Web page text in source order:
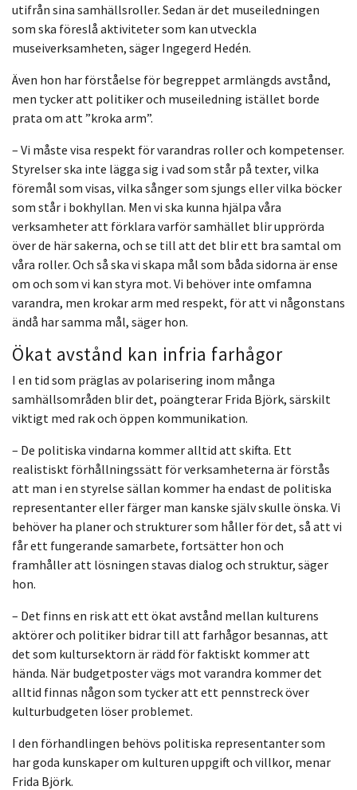
utifrån sina samhällsroller. Sedan är det museiledningen
som ska föreslå aktiviteter som kan utveckla
museiverksamheten, säger Ingegerd Hedén.
Även hon har förståelse för begreppet armlängds avstånd,
men tycker att politiker och museiledning istället borde
prata om att ”kroka arm”.
– Vi måste visa respekt för varandras roller och kompetenser.
Styrelser ska inte lägga sig i vad som står på texter, vilka
föremål som visas, vilka sånger som sjungs eller vilka böcker
som står i bokhyllan. Men vi ska kunna hjälpa våra
verksamheter att förklara varför samhället blir upprörda
över de här sakerna, och se till att det blir ett bra samtal om
våra roller. Och så ska vi skapa mål som båda sidorna är ense
om och som vi kan styra mot. Vi behöver inte omfamna
varandra, men krokar arm med respekt, för att vi någonstans
ändå har samma mål, säger hon.
Ökat avstånd kan infria farhågor
I en tid som präglas av polarisering inom många
samhällsområden blir det, poängterar Frida Björk, särskilt
viktigt med rak och öppen kommunikation.
– De politiska vindarna kommer alltid att skifta. Ett
realistiskt förhållningssätt för verksamheterna är förstås
att man i en styrelse sällan kommer ha endast de politiska
representanter eller färger man kanske själv skulle önska. Vi
behöver ha planer och strukturer som håller för det, så att vi
får ett fungerande samarbete, fortsätter hon och
framhåller att lösningen stavas dialog och struktur, säger
hon.
– Det finns en risk att ett ökat avstånd mellan kulturens
aktörer och politiker bidrar till att farhågor besannas, att
det som kultursektorn är rädd för faktiskt kommer att
hända. När budgetposter vägs mot varandra kommer det
alltid finnas någon som tycker att ett pennstreck över
kulturbudgeten löser problemet.
I den förhandlingen behövs politiska representanter som
har goda kunskaper om kulturen uppgift och villkor, menar
Frida Björk.